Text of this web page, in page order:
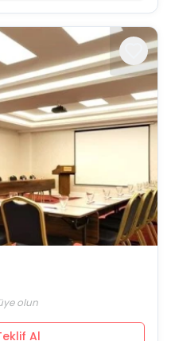
olun
Al